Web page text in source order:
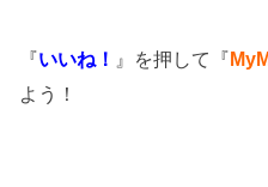
『いいね！ 』を押して『
よう！